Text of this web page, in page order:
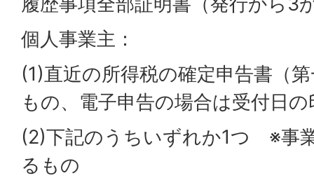
個人事業主：
(1)直近の所得税の確定申告書（
もの、電子申告の場合は受付日
(2)下記のうちいずれか1つ ※事
るもの